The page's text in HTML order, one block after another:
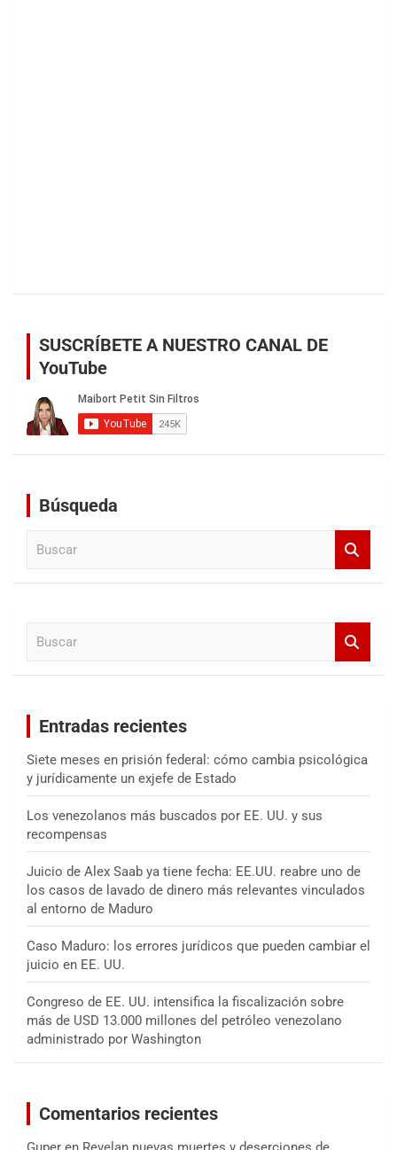
SUSCRÍBETE A NUESTRO CANAL DE
YouTube
Búsqueda
Entradas recientes
Siete meses en prisión federal: cómo cambia psicológica
y jurídicamente un exjefe de Estado
Los venezolanos más buscados por EE. UU. y sus
recompensas
Juicio de Alex Saab ya tiene fecha: EE.UU. reabre uno de
los casos de lavado de dinero más relevantes vinculados
al entorno de Maduro
Caso Maduro: los errores jurídicos que pueden cambiar el
juicio en EE. UU.
Congreso de EE. UU. intensifica la fiscalización sobre
más de USD 13.000 millones del petróleo venezolano
administrado por Washington
Comentarios recientes